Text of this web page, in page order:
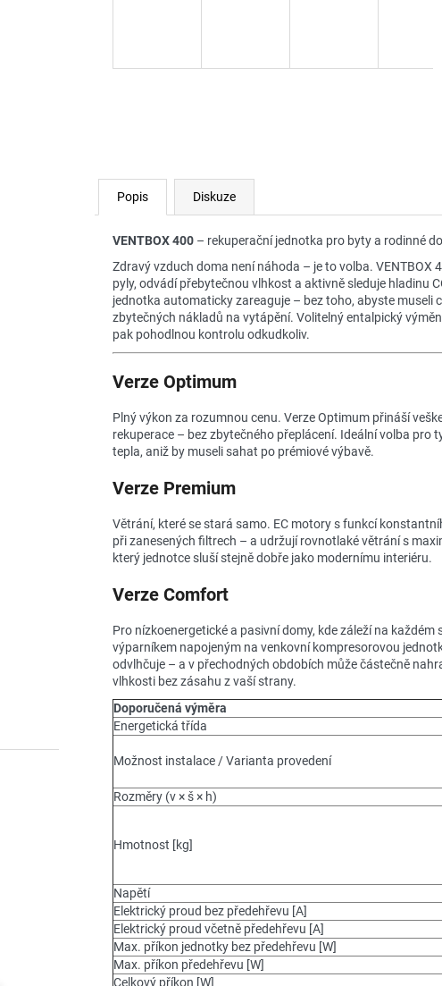
Popis Diskuze
VENTBOX 400 – rekuperační jednotka pro byty a rodinné
Zdravý vzduch doma není náhoda – je to volba. VENTBOX
pyly, odvádí přebytečnou vlhkost a aktivně sleduje hladinu
jednotka automaticky zareaguje – bez toho, abyste museli
zbytečných nákladů na vytápění. Volitelný entalpický
pak pohodlnou kontrolu odkudkoliv.
Verze Optimum
Plný výkon za rozumnou cenu. Verze Optimum přináší
rekuperace – bez zbytečného přeplácení. Ideální volba
tepla, aniž by museli sahat po prémiové výbavě.
Verze Premium
Větrání, které se stará samo. EC motory s funkcí
při zanesených filtrech – a udržují rovnotlaké větrání s
který jednotce sluší stejně dobře jako modernímu interiéru.
Verze Comfort
Pro nízkoenergetické a pasivní domy, kde záleží na
výparníkem napojeným na venkovní kompresorovou
odvlhčuje – a v přechodných obdobích může částečně
vlhkosti bez zásahu z vaší strany.
Doporučená výměra
Energetická třída
Možnost instalace / Varianta provedení
Rozměry (v × š × h)
Hmotnost [kg]
Napětí
Elektrický proud bez předehřevu [A]
Elektrický proud včetně předehřevu [A]
Max. příkon jednotky bez předehřevu [W]
Max. příkon předehřevu [W]
Celkový příkon [W]